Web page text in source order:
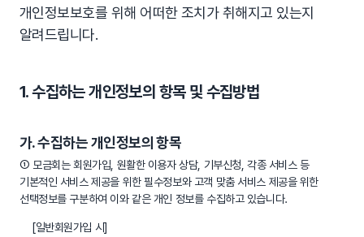
개인정보보호를 위해 어떠한 조치가 취해지고 있는지
알려드립니다.
1. 수집하는 개인정보의 항목 및 수집방법
가. 수집하는 개인정보의 항목
① 모금회는 회원가입, 원활한 이용자 상담, 기부신청, 각종 서비스 등
기본적인 서비스 제공을 위한 필수정보와 고객 맞춤 서비스 제공을 위한
선택정보를 구분하여 이와 같은 개인 정보를 수집하고 있습니다.
[일반회원가입 시]